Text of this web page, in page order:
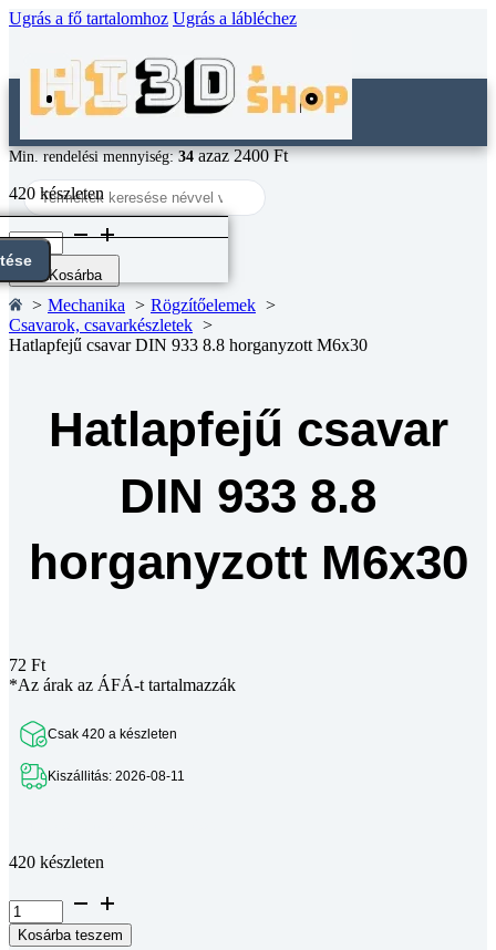
Ugrás a fő tartalomhoz Ugrás a lábléchez
Search
...
Min. rendelési mennyiség:34azaz 2400 Ft
420 készleten
Hatlapfejű
csavar
DIN
933
8.8
horganyzott
M6x30
Kosárba
Mechanika
Rögzítőelemek
Csavarok, csavarkészletek
Hatlapfejű csavar DIN 933 8.8 horganyzott M6x30
Hatlapfejű csavar
DIN 933 8.8
horganyzott M6x30
72 Ft
*Az árak az ÁFÁ-t tartalmazzák
Csak 420 a készleten
Kiszállitás: 2026-08-11
420 készleten
Hatlapfejű
csavar
DIN
Kosárba teszem